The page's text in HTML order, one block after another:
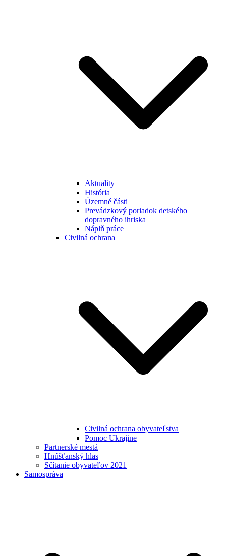
Aktuality
História
Územné části
Prevádzkový poriadok detského
dopravného ihriska
Náplň práce
Civilná ochrana
Civilná ochrana obyvateľstva
Pomoc Ukrajine
Partnerské mestá
Hnúšťanský hlas
Sčítanie obyvateľov 2021
Samospráva